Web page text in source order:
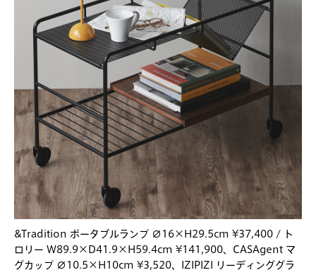
&Tradition ポータブルランプ ∅16×H29.5cm ¥37,400 / ト
ロリー W89.9×D41.9×H59.4cm ¥141,900、CASAgent マ
グカップ ∅10.5×H10cm ¥3,520、IZIPIZI リーディンググラ